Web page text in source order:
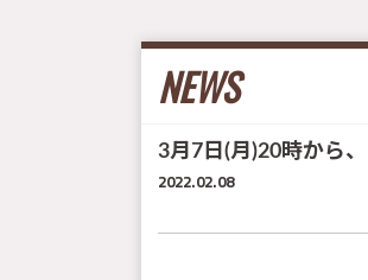
NEWS
3月7日(月)20時から
2022.02.08